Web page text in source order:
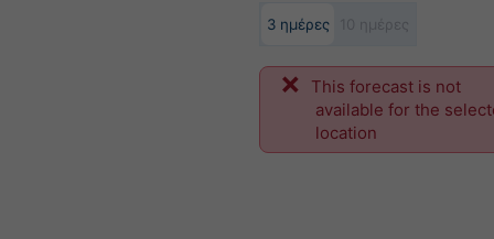
3 ημέρες
This forecast is not
available for the
location